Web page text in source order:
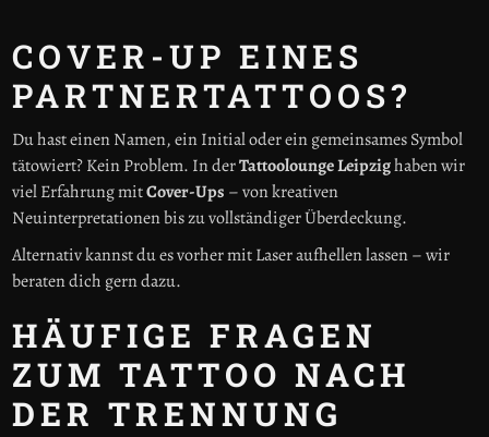
COVER-UP EINES
PARTNERTATTOOS?
Du hast einen Namen, ein Initial oder ein gemeinsames Symbol
tätowiert? Kein Problem. In derTattoolounge Leipzighaben wir
viel Erfahrung mitCover-Ups – von kreativen
Neuinterpretationen bis zu vollständiger Überdeckung.
Alternativ kannst du es vorher mit Laser aufhellen lassen – wir
beraten dich gern dazu.
HÄUFIGE FRAGEN
ZUM TATTOO NACH
DER TRENNUNG